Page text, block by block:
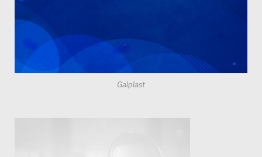
Galplast